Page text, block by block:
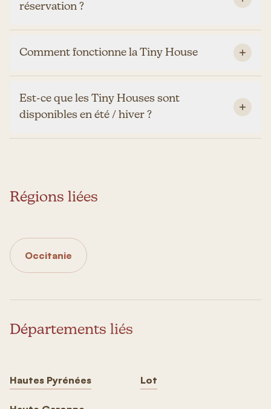
réservation ?
Comment fonctionne la Tiny House
Est-ce que les Tiny Houses sont
disponibles en été / hiver ?
Régions liées
Occitanie
Départements liés
Hautes Pyrénées Lot